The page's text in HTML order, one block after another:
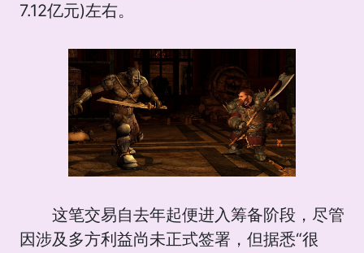
7.12亿元)左右。
这笔交易自去年起便进入筹备阶段，尽管
因涉及多方利益尚未正式签署，但据悉“很